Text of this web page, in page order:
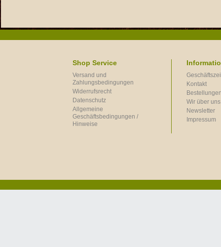
Shop Service
Versand und
Zahlungsbedingungen
Widerrufsrecht
Datenschutz
Allgemeine
Geschäftsbedingungen /
Hinweise
Kontakt
Wir über uns
Newsletter
Impressum